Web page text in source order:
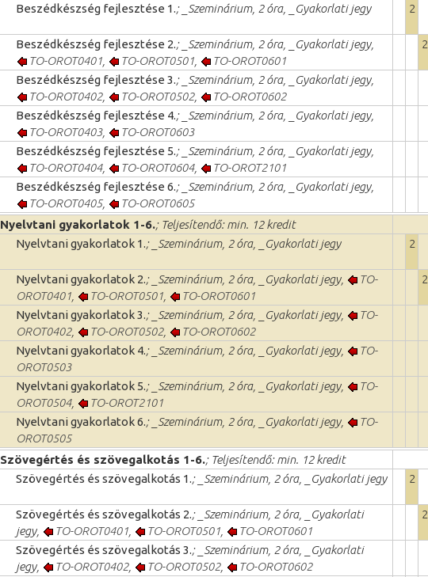
Beszédkészség fejlesztése 1.; _Szeminárium, 2 óra, _Gyakorlati jegy 2
Beszédkészség fejlesztése 2.; _Szeminárium, 2 óra, _Gyakorlati jegy,
TO-OROT0401
TO-OROT0501 TO-OROT0601
2
Beszédkészség fejlesztése 3.; _Szeminárium, 2 óra, _Gyakorlati jegy,
TO-OROT0402, TO-OROT0502, TO-OROT0602
Beszédkészség fejlesztése 4.; _Szeminárium, 2 óra, _Gyakorlati jegy,
TO-OROT0403, TO-OROT0603
Beszédkészség fejlesztése 5.; _Szeminárium, 2 óra, _Gyakorlati jegy,
TO-OROT0404, TO-OROT0604, TO-OROT2101
Beszédkészség fejlesztése 6.; _Szeminárium, 2 óra, _Gyakorlati jegy,
TO-OROT0405, TO-OROT0605
Nyelvtani gyakorlatok 1-6.; Teljesítendő: min. 12 kredit
Nyelvtani gyakorlatok 1.; _Szeminárium, 2 óra, _Gyakorlati jegy 2
Nyelvtani gyakorlatok 2.; _Szeminárium, 2 óra, _Gyakorlati jegy,
TO-
OROT0401
TO-OROT0501 TO-OROT0601
2
Nyelvtani gyakorlatok 3.; _Szeminárium, 2 óra, _Gyakorlati jegy,
TO-
OROT0402, TO-OROT0502, TO-OROT0602
Nyelvtani gyakorlatok 4.; _Szeminárium, 2 óra, _Gyakorlati jegy,
TO-
OROT0503
Nyelvtani gyakorlatok 5.; _Szeminárium, 2 óra, _Gyakorlati jegy,
TO-
OROT0504, TO-OROT2101
Nyelvtani gyakorlatok 6.; _Szeminárium, 2 óra, _Gyakorlati jegy,
TO-
OROT0505
Szövegértés és szövegalkotás 1-6.; Teljesítendő: min. 12 kredit
Szövegértés és szövegalkotás 1.; _Szeminárium, 2 óra, _Gyakorlati jegy 2
Szövegértés és szövegalkotás 2.; _Szeminárium, 2 óra, _Gyakorlati
jegy,
TO-OROT0401 TO-OROT0501 TO-OROT0601
2
Szövegértés és szövegalkotás 3.; _Szeminárium, 2 óra, _Gyakorlati
jegy,
TO-OROT0402, TO-OROT0502, TO-OROT0602